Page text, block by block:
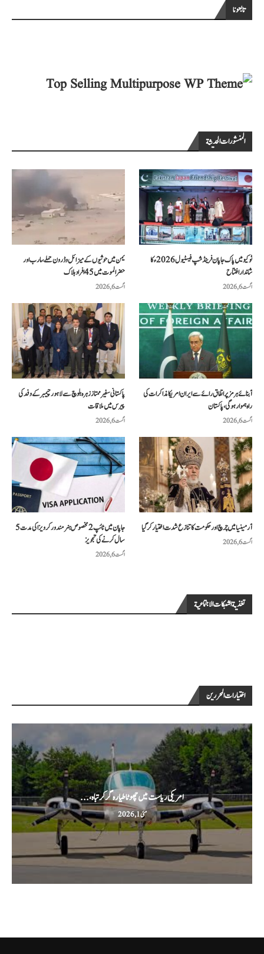
تابعونا
المنشورات الحديثة
یمن میں حوثیوں کے میزائل و ڈرون حملے، مارب اور
حضرالموت میں 45 افراد ہلاک
اگست 6, 2026
ٹوکیو میں پاک جاپان فرینڈشپ فیسٹیول 2026ء کا
شاندار افتتاح
اگست 6, 2026
پاکستانی سفیر ممتاز زہرہ بلوچ سے لاہور چیمبر کے وفد کی
پیرس میں ملاقات
اگست 6, 2026
آبنائے ہرمز پر اتفاق رائے سے ایران امریکا مذاکرات کی
راہ ہموار ہوگی، پاکستان
اگست 6, 2026
جاپان میں ٹائپ 2 مخصوص ہنر مند ورکر ویزا کی مدت 5
سال کرنے کی تجویز
اگست 6, 2026
آرمینیا میں چرچ اور حکومت کا تنازع شدت اختیار کر گیا
اگست 6, 2026
تغذية الشبكات الاجتماعية
اختيارات المحررين
امریکی ریاست میں چھوٹا طیارہ گر کر تباہ،...
مئی 1, 2026